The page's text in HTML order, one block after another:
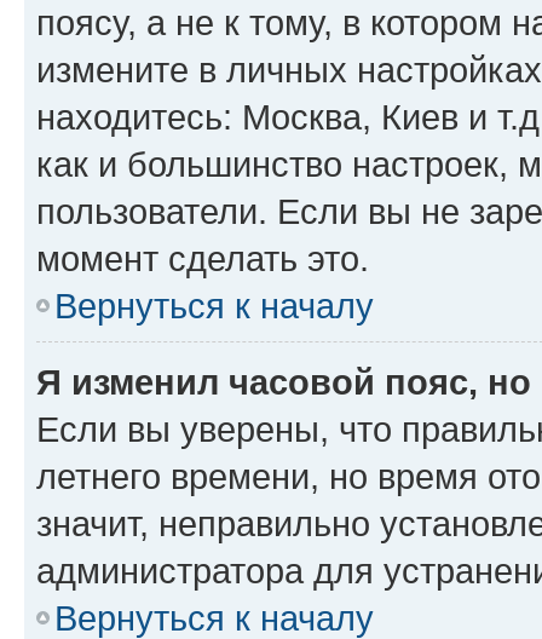
поясу, а не к тому, в котором
измените в личных
находитесь: Москва, Киев и
как и большинство настроек,
пользователи. Если вы не
момент сделать это.
Вернуться к началу
Я изменил часовой пояс,
Если вы уверены, что
летнего времени, но время
значит, неправильно
администратора для
Вернуться к началу